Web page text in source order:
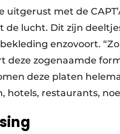
uitgerust met de
de lucht. Dit zijn
enzovoort.
deze zogenaamde
deze platen
hotels, restaurants,